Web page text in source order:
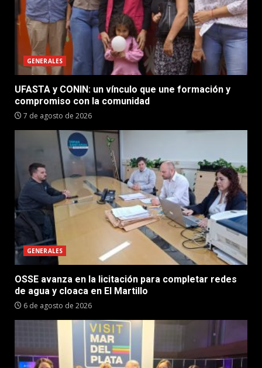
GENERALES
UFASTA y CONIN: un vínculo que une formación y
compromiso con la comunidad
7 de agosto de 2026
GENERALES
OSSE avanza en la licitación para completar redes
de agua y cloaca en El Martillo
6 de agosto de 2026